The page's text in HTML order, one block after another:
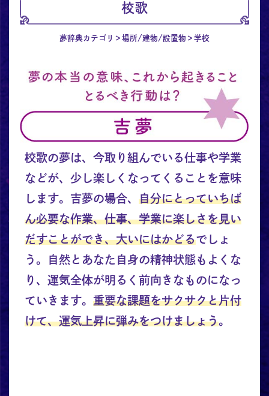
校歌
夢辞典カテゴリ 場所/建物/設置物 学校
校歌の夢は、今取り組んでいる仕事や学業
などが、少し楽しくなってくることを意味
します。吉夢の場合、 自分にとっていちば
ん必要な作業、仕事、学業に楽しさを見い
だすことができ、大いにはかどるでしょ
う。自然とあなた自身の精神状態もよくな
り、運気全体が明るく前向きなものになっ
ていきます。 重要な課題をサクサクと片付
けて、運気上昇に弾みをつけましょう。